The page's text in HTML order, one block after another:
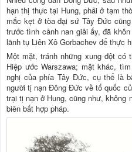
hạn thị thực tại Hung, phải ở tạm
mắc kẹt ở tòa đại sứ Tây Đức
trước tình cảnh nan giải ấy, đã
lãnh tụ Liên Xô Gorbachev để thực
Một mặt, tránh những xung đột
Hiệp ước Warszawa; mặt khác,
nghị của phía Tây Đức, cụ thể là
người tị nạn Đông Đức về tổ quốc
trại tị nạn ở Hung, cũng như, không
biên bất hợp pháp.